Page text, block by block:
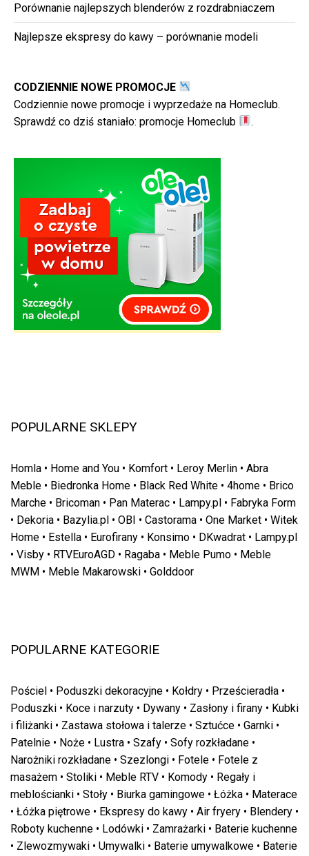
Porównanie najlepszych blenderów z rozdrabniaczem
Najlepsze ekspresy do kawy – porównanie modeli
CODZIENNIE NOWE PROMOCJE
Codziennie nowe promocje i wyprzedaże na Homeclub.
Sprawdź co dziś staniało: promocje Homeclub .
POPULARNE SKLEPY
Homla • Home and You • Komfort • Leroy Merlin • Abra
Meble • Biedronka Home • Black Red White • 4home • Brico
Marche • Bricoman • Pan Materac • Lampy.pl • Fabryka Form
• Dekoria • Bazylia.pl • OBI • Castorama • One Market • Witek
Home • Estella • Eurofirany • Konsimo • DKwadrat • Lampy.pl
• Visby • RTVEuroAGD • Ragaba • Meble Pumo • Meble
MWM • Meble Makarowski • Golddoor
POPULARNE KATEGORIE
Pościel • Poduszki dekoracyjne • Kołdry • Prześcieradła •
Poduszki • Koce i narzuty • Dywany • Zasłony i firany • Kubki
i filiżanki • Zastawa stołowa i talerze • Sztućce • Garnki •
Patelnie • Noże • Lustra • Szafy • Sofy rozkładane •
Narożniki rozkładane • Szezlongi • Fotele • Fotele z
masażem • Stoliki • Meble RTV • Komody • Regały i
meblościanki • Stoły • Biurka gamingowe • Łóżka • Materace
• Łóżka piętrowe • Ekspresy do kawy • Air fryery • Blendery •
Roboty kuchenne • Lodówki • Zamrażarki • Baterie kuchenne
• Zlewozmywaki • Umywalki • Baterie umywalkowe • Baterie